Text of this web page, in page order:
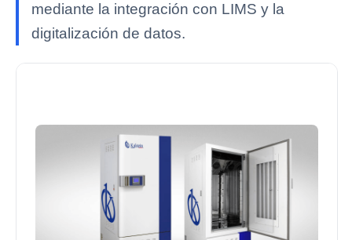
mediante la integración con LIMS y la
digitalización de datos.